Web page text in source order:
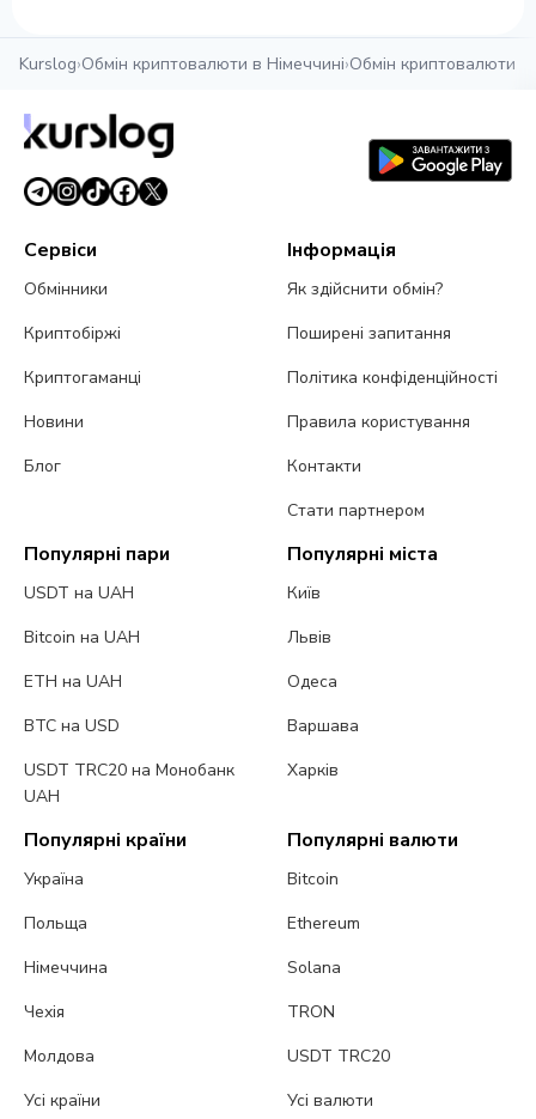
Kurslog›Обмін криптовалюти в Німеччині›Обмін криптовалюти в
Сервіси
Обмінники
Криптобіржі
Криптогаманці
Новини
Блог
Інформація
Як здійснити обмін?
Поширені запитання
Політика конфіденційності
Правила користування
Контакти
Стати партнером
Популярні пари
USDT на UAH
Bitcoin на UAH
ETH на UAH
BTC на USD
USDT TRC20 на Монобанк
UAH
Популярні міста
Київ
Львів
Одеса
Варшава
Харків
Популярні країни
Україна
Польща
Німеччина
Чехія
Молдова
Усі країни
Популярні валюти
Bitcoin
Ethereum
Solana
TRON
USDT TRC20
Усі валюти